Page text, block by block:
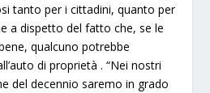
tanto per i cittadini, quanto per
a dispetto del fatto che, se le
qualcuno potrebbe
di proprietà . “Nei nostri
del decennio saremo in grado